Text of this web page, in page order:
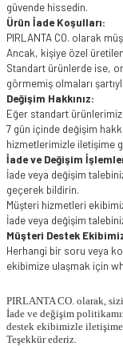
güvende hissedin.
Ürün İade Koşulları:
PIRLANTA CO. olarak
Ancak, kişiye özel
Standart ürünlerde ise,
görmemiş olmaları
Değişim Hakkınız:
Eğer standart
7 gün içinde değişim
hizmetlerimizle iletişime
İade ve Değişim
İade veya değişim
geçerek bildirin.
Müşteri hizmetleri
İade veya değişim
Müşteri Destek
Herhangi bir soru veya
ekibimize ulaşmak için
PIRLANTA CO. olarak,
İade ve değişim
destek ekibimizle
Teşekkür ederiz.